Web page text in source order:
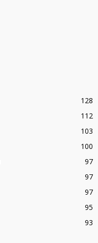
128
112
103
100
97
97
97
95
93